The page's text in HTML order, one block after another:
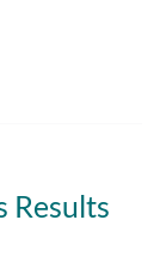
Results